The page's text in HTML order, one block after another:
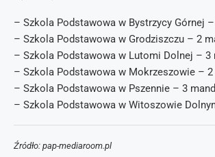
– Szkola Podstawowa w Bystrzycy Górnej
– Szkola Podstawowa w Grodziszczu – 2
– Szkola Podstawowa w Lutomi Dolnej – 3
– Szkola Podstawowa w Mokrzeszowie – 2
– Szkola Podstawowa w Pszennie – 3
– Szkola Podstawowa w Witoszowie
Źródło: pap-mediaroom.pl